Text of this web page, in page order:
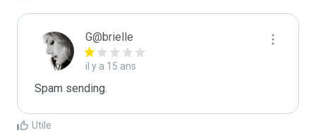
G@brielle
il y a 15 ans
Spam sending.
Utile